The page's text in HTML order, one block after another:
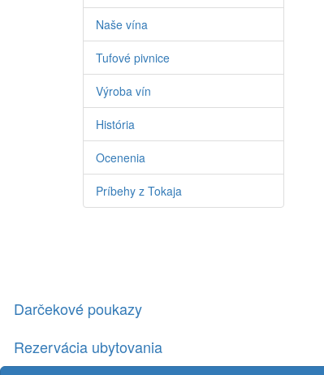
Naše vína
Tufové pivnice
Výroba vín
História
Ocenenia
Príbehy z Tokaja
Darčekové poukazy
Rezervácia ubytovania